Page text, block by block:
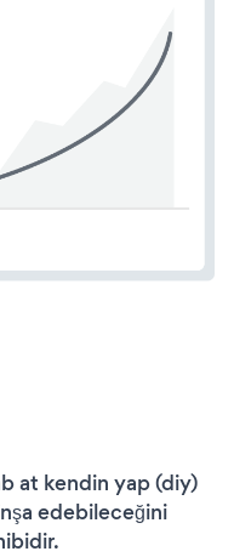
at kendin yap (diy)
edebileceğini